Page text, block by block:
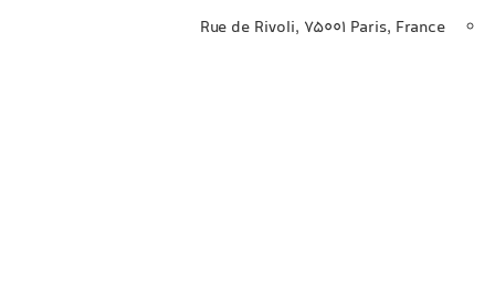
Rue de Rivoli, 75001 Paris, France